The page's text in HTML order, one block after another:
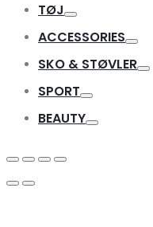
TØJ
ACCESSORIES
SKO & STØVLER
SPORT
BEAUTY